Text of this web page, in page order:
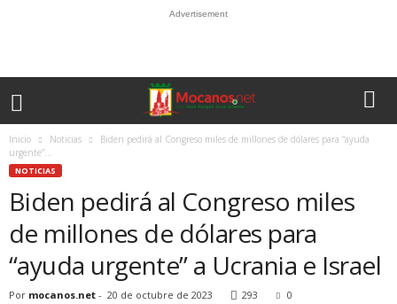
Advertisement
Inicio Noticias
Biden pedirá al Congreso miles de millones de dólares para “ayuda
urgente”...
NOTICIAS
Biden pedirá al Congreso miles
de millones de dólares para
“ayuda urgente” a Ucrania e Israel
Por mocanos.net - 20 de octubre de 2023 293 0